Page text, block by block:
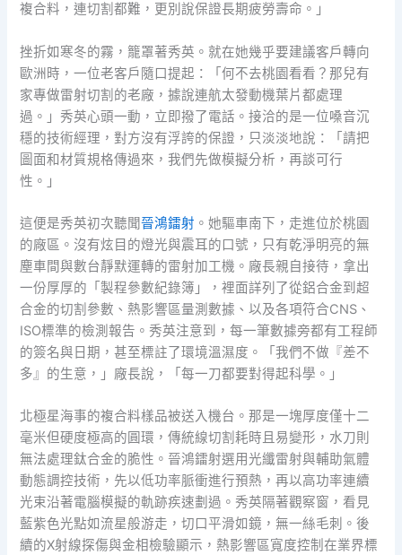
複合料，連切割都難，更別說保證長期疲勞壽命。」
挫折如寒冬的霧，籠罩著秀英。就在她幾乎要建議客戶轉向
歐洲時，一位老客戶隨口提起：「何不去桃園看看？那兒有
家專做雷射切割的老廠，據說連航太發動機葉片都處理
過。」秀英心頭一動，立即撥了電話。接洽的是一位嗓音沉
穩的技術經理，對方沒有浮誇的保證，只淡淡地說：「請把
圖面和材質規格傳過來，我們先做模擬分析，再談可行
性。」
這便是秀英初次聽聞晉鴻鐳射 。她驅車南下，走進位於桃園
的廠區。沒有炫目的燈光與震耳的口號，只有乾淨明亮的無
塵車間與數台靜默運轉的雷射加工機。廠長親自接待，拿出
一份厚厚的「製程參數紀錄簿」，裡面詳列了從鋁合金到超
合金的切割參數、熱影響區量測數據、以及各項符合CNS、
ISO標準的檢測報告。秀英注意到，每一筆數據旁都有工程師
的簽名與日期，甚至標註了環境溫濕度。「我們不做『差不
多』的生意，」廠長說，「每一刀都要對得起科學。」
北極星海事的複合料樣品被送入機台。那是一塊厚度僅十二
毫米但硬度極高的圓環，傳統線切割耗時且易變形，水刀則
無法處理鈦合金的脆性。晉鴻鐳射選用光纖雷射與輔助氣體
動態調控技術，先以低功率脈衝進行預熱，再以高功率連續
光束沿著電腦模擬的軌跡疾速劃過。秀英隔著觀察窗，看見
藍紫色光點如流星般游走，切口平滑如鏡，無一絲毛刺。後
續的X射線探傷與金相檢驗顯示，熱影響區寬度控制在業界標